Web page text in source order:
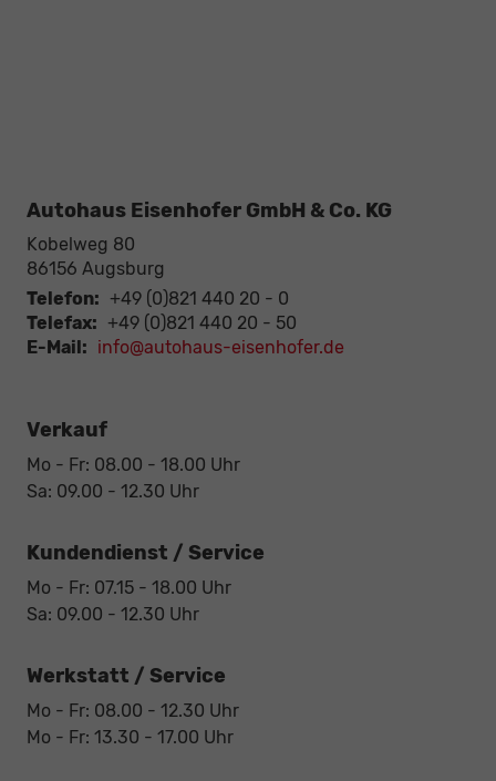
Autohaus Eisenhofer GmbH & Co. KG
Kobelweg 80
86156 Augsburg
Telefon: +49 (0)821 440 20 - 0
Telefax: +49 (0)821 440 20 - 50
E-Mail: info@autohaus-eisenhofer.de
Verkauf
Mo - Fr: 08.00 - 18.00 Uhr
Sa: 09.00 - 12.30 Uhr
Kundendienst / Service
Mo - Fr: 07.15 - 18.00 Uhr
Sa: 09.00 - 12.30 Uhr
Werkstatt / Service
Mo - Fr: 08.00 - 12.30 Uhr
Mo - Fr: 13.30 - 17.00 Uhr